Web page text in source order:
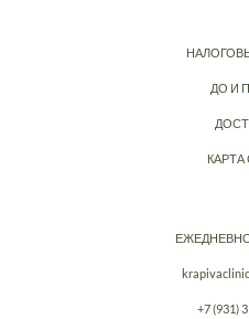
ДО И
КАРТА
ЕЖЕДНЕВНО
+7 (931)